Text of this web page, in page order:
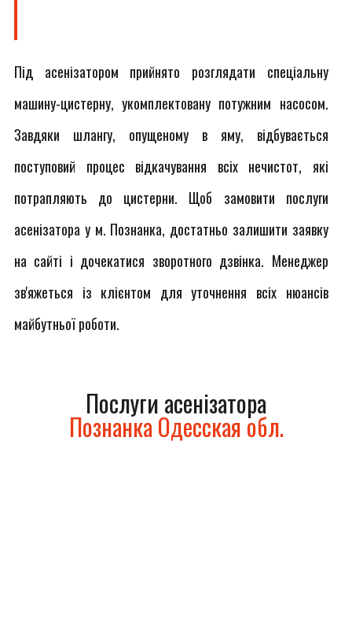
Під асенізатором прийнято розглядати спеціальну
машину-цистерну, укомплектовану потужним насосом.
Завдяки шлангу, опущеному в яму, відбувається
поступовий процес відкачування всіх нечистот, які
потрапляють до цистерни. Щоб замовити послуги
асенізатора у м. Познанка, достатньо залишити заявку
на сайті і дочекатися зворотного дзвінка. Менеджер
зв'яжеться із клієнтом для уточнення всіх нюансів
майбутньої роботи.
Послуги асенізатора
Познанка Одесская обл.